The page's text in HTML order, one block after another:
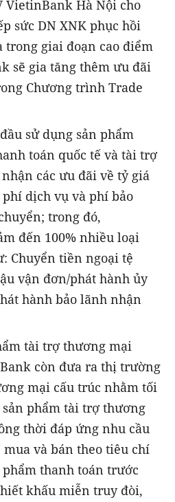
VietinBank Hà Nội cho
sức DN XNK phục hồi
trong giai đoạn cao điểm
sẽ gia tăng thêm ưu đãi
Chương trình Trade
sử dụng sản phẩm
toán quốc tế và tài trợ
các ưu đãi về tỷ giá
dịch vụ và phí bảo
trong đó,
đến 100% nhiều loại
Chuyển tiền ngoại tệ
vận đơn/phát hành ủy
hành bảo lãnh nhận
tài trợ thương mại
còn đưa ra thị trường
mại cấu trúc nhằm tối
phẩm tài trợ thương
thời đáp ứng nhu cầu
và bán theo tiêu chí
thanh toán trước
khấu miễn truy đòi,